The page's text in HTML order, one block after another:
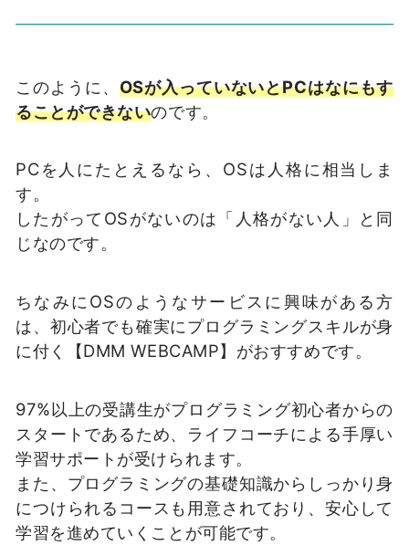
このように、 OSが入っていないとPCはなにもす
ることができないのです。
PCを人にたとえるなら、OSは人格に相当しま
す。
したがってOSがないのは「人格がない人」と同
じなのです。
ちなみにOSのようなサービスに興味がある方
は、初心者でも確実にプログラミングスキルが身
に付く【DMM WEBCAMP】がおすすめです。
97%以上の受講生がプログラミング初心者からの
スタートであるため、ライフコーチによる手厚い
学習サポートが受けられます。
また、プログラミングの基礎知識からしっかり身
につけられるコースも用意されており、安心して
学習を進めていくことが可能です。